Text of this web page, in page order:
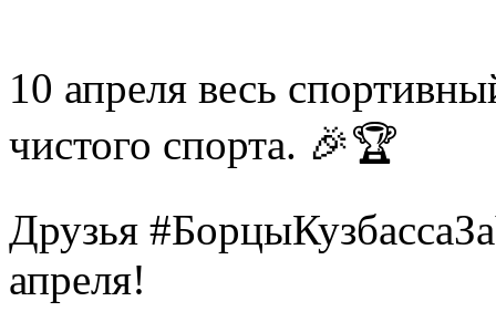
10 апреля весь
чистого спорта. 🎉🏆
Друзья
апреля!